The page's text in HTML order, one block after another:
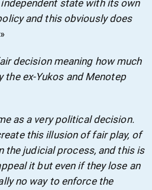
independent state with its own
and this obviously does
»
decision meaning how much
the ex-Yukos and Menotep
as a very political decision.
this illusion of fair play, of
the judicial process, and this is
it but even if they lose an
no way to enforce the